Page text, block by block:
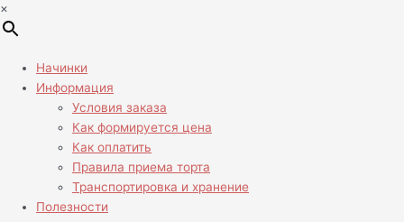
×
Начинки
Информация
Условия заказа
Как формируется цена
Как оплатить
Правила приема торта
Транспортировка и хранение
Полезности